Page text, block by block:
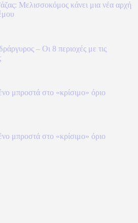
Μελισσοκόμος κάνει μια νέα αρχή
– Οι 8 περιοχές με τις
μπροστά στο «κρίσιμο» όριο
μπροστά στο «κρίσιμο» όριο